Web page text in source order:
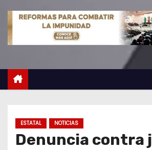
ESTATAL NOTICIAS
Denuncia contra